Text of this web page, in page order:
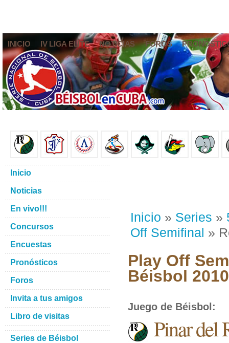
INICIO IV LIGA ELITE NOTICIAS FOROS
Inicio » Series »
Off Semifinal »
Play Off
Béisbol
Juego de Béisbol :
Pinar del
Inicio
Noticias
En vivo!!!
Concursos
Encuestas
Pronósticos
Foros
Invita a tus amigos
Libro de visitas
Series de Béisbol